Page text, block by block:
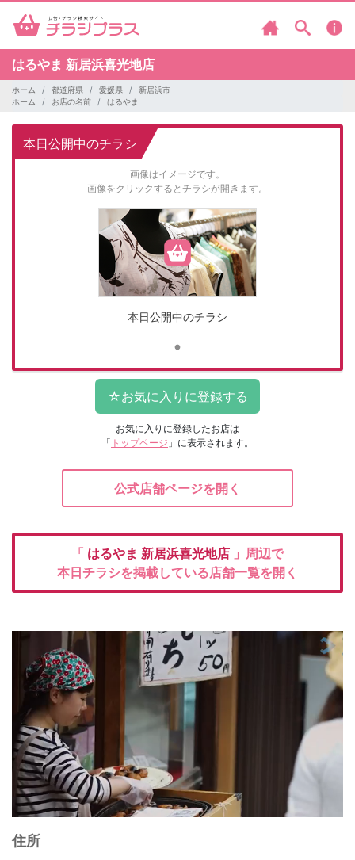
はるやま 新居浜喜光地店
ホーム 都道府県 愛媛県
新居浜市
ホーム
お店の名前 はるやま
本日公開中のチラシ
画像はイメージです。
画像をクリックするとチラシが開きます。
本日公開中のチラシ
お気に入りに登録したお店は
「 トップページ 」に表示されます。
公式店舗ページを開く
「 はるやま 新居浜喜光地店 」周辺で
本日チラシを掲載している店舗一覧を開く
住所